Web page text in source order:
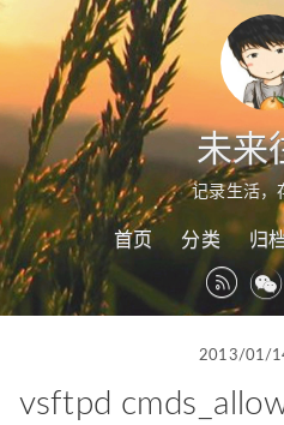
未来
记录生活，
首页 分类 归
2013/01/
vsftpd